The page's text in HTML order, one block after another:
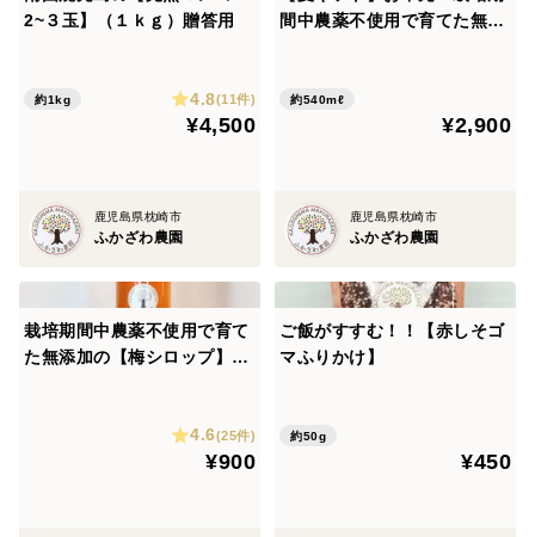
2~３玉】（１ｋｇ）贈答用
約1kg 4.8(11件)
¥4,500
鹿児島県枕崎市
ふかざわ農園
間中農薬不使用で育てた無添
約540mℓ
¥2,900
鹿児島県枕崎市
ふかざわ農園
栽培期間中農薬不使用で育て
た無添加の【梅シロップ】18
4.6(25件)
¥900
ご飯がすすむ！！【赤しそゴ
マふりかけ】
約50g
¥450